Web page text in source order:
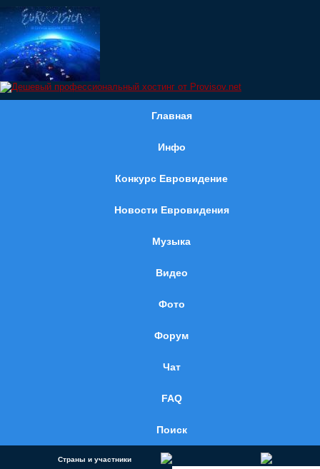
Главная
Инфо
Конкурс Евровидение
Новости Евровидения
Музыка
Видео
Фото
Форум
Чат
FAQ
Поиск
Страны и участники